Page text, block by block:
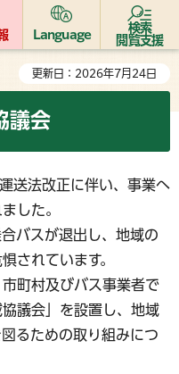
Language
検索
閲覧支援
更新日：2026年7月24日
議会
送法改正に伴い、事業へ
した。
バスが退出し、地域の
されています。
町村及びバス事業者で
議会」を設置し、地域
るための取り組みにつ